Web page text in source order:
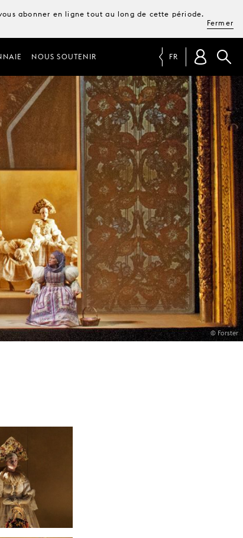
abonner en ligne tout au long de cette période.
Fermer
NOUS SOUTENIR FR
© Forster